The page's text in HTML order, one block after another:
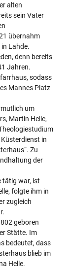
alten
sein Vater
übernahm
Lahde.
denn bereits
Jahren.
sodass
Mannes Platz
um
Martin Helle,
in
Zu
der
tätig war, ist
folgte ihm in
zugleich
geboren
Stätte. Im
bedeutet, dass
blieb im
Helle.